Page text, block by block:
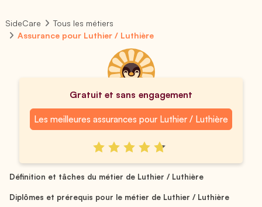
SideCare
Tous les métiers
Assurance pour Luthier / Luthière
Gratuit et sans engagement
Les meilleures assurances pour Luthier / Luthière
Définition et tâches du métier de Luthier / Luthière
Diplômes et prérequis pour le métier de Luthier / Luthière